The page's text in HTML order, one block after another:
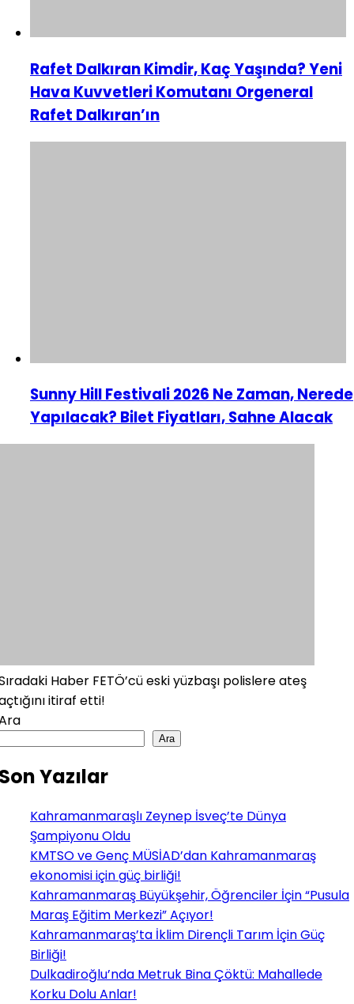
Rafet Dalkıran Kimdir, Kaç Yaşında? Yeni
Hava Kuvvetleri Komutanı Orgeneral
Rafet Dalkıran’ın
Sunny Hill Festivali 2026 Ne Zaman, Nerede
Yapılacak? Bilet Fiyatları, Sahne Alacak
Haber FETÖ’cü eski yüzbaşı polislere ateş
itiraf etti!
Ara
Yazılar
Kahramanmaraşlı Zeynep İsveç’te Dünya
Şampiyonu Oldu
KMTSO ve Genç MÜSİAD’dan Kahramanmaraş
ekonomisi için güç birliği!
Kahramanmaraş Büyükşehir, Öğrenciler İçin “Pusula
Maraş Eğitim Merkezi” Açıyor!
Kahramanmaraş’ta İklim Dirençli Tarım İçin Güç
Birliği!
Dulkadiroğlu’nda Metruk Bina Çöktü: Mahallede
Korku Dolu Anlar!